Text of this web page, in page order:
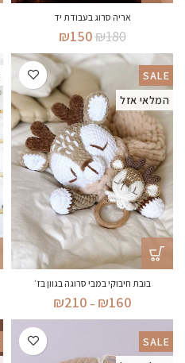
אריה סרוג בעבודת יד
₪180
המחיר
היה:
₪180.
₪150
הוא:
₪150.
SALE
המלאי אזל
בובת חיבוקי במבי סרוגה בגוון בז׳
₪160
–
₪210
⁦₪160⁩
עד
SALE